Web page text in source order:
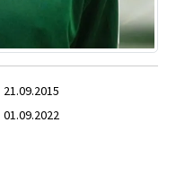
21.09.2015
01.09.2022